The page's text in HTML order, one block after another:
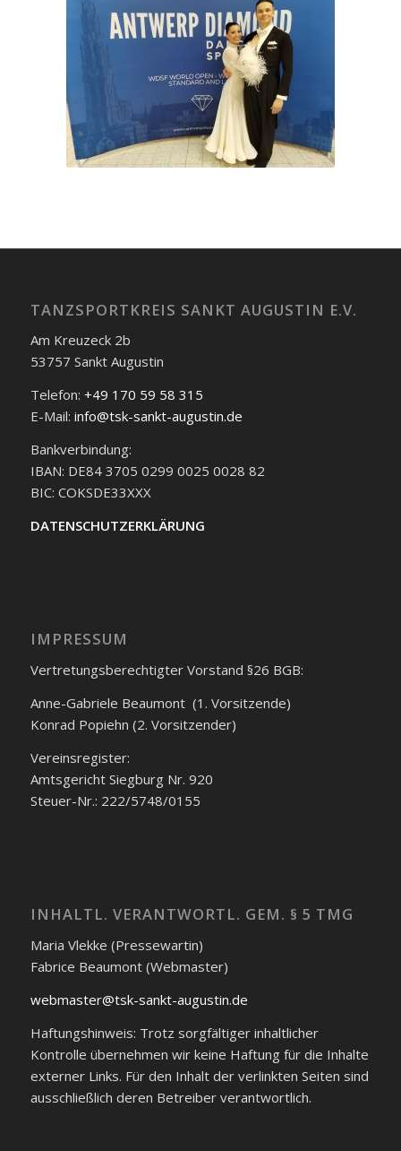
TANZSPORTKREIS SANKT AUGUSTIN E.V.
Am Kreuzeck 2b
53757 Sankt Augustin
Telefon: +49 170 59 58 315
E-Mail: info@tsk-sankt-augustin.de
Bankverbindung:
IBAN: DE84 3705 0299 0025 0028 82
BIC: COKSDE33XXX
DATENSCHUTZERKLÄRUNG
IMPRESSUM
Vertretungsberechtigter Vorstand §26 BGB:
Anne-Gabriele Beaumont (1. Vorsitzende)
Konrad Popiehn (2. Vorsitzender)
Vereinsregister:
Amtsgericht Siegburg Nr. 920
Steuer-Nr.: 222/5748/0155
INHALTL. VERANTWORTL. GEM. § 5 TMG
Maria Vlekke (Pressewartin)
Fabrice Beaumont (Webmaster)
webmaster@tsk-sankt-augustin.de
Haftungshinweis: Trotz sorgfältiger inhaltlicher
Kontrolle übernehmen wir keine Haftung für die Inhalte
externer Links. Für den Inhalt der verlinkten Seiten sind
ausschließlich deren Betreiber verantwortlich.